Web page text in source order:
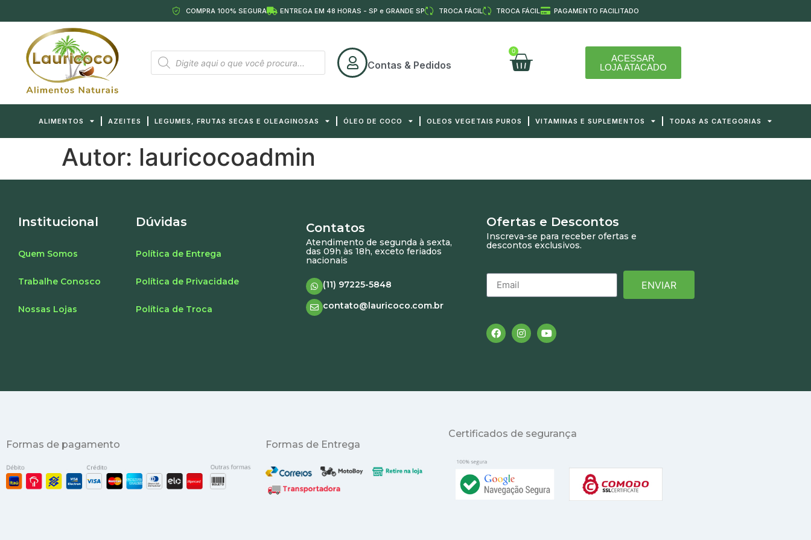
COMPRA 100% SEGURA ENTREGA EM 48 HORAS - SP e GRANDE SP TROCA FÁCIL TROCA FÁCIL PAGAMENTO FACILITADO
Contas & Pedidos
0
ACESSAR
LOJA ATACADO
ALIMENTOS AZEITES LEGUMES, FRUTAS SECAS E OLEAGINOSAS ÓLEO DE COCO OLEOS VEGETAIS PUROS VITAMINAS E SUPLEMENTOS TODAS AS CATEGORIAS
Autor: lauricocoadmin
Institucional
Quem Somos
Trabalhe Conosco
Nossas Lojas
Dúvidas
Política de Entrega
Política de Privacidade
Política de Troca
Contatos
Atendimento de segunda à sexta,
das 09h às 18h, exceto feriados
nacionais
(11) 97225-5848
contato@lauricoco.com.br
Ofertas e Descontos
Inscreva-se para receber ofertas e
descontos exclusivos.
ENVIAR
Formas de pagamento Formas de Entrega
Certificados de segurança